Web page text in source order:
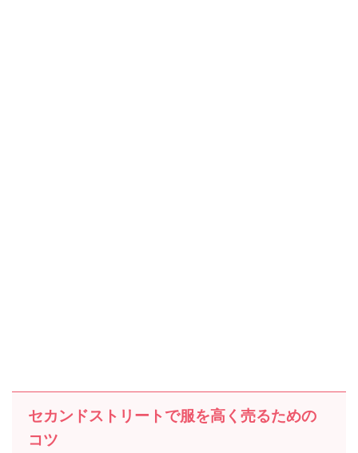
セカンドストリートで服を高く売るための
コツ